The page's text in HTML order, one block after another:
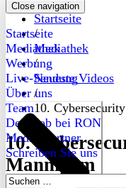
Close navigation
Startseite
Mediathek
Werbung
Live-Sendung
Über uns
Team
Dein Job bei RON
Medienpartner
Schreiben Sie uns
Suchen
Startseite
/
Mediathek
/
Neueste Videos
/
10.
10.
Mannheim